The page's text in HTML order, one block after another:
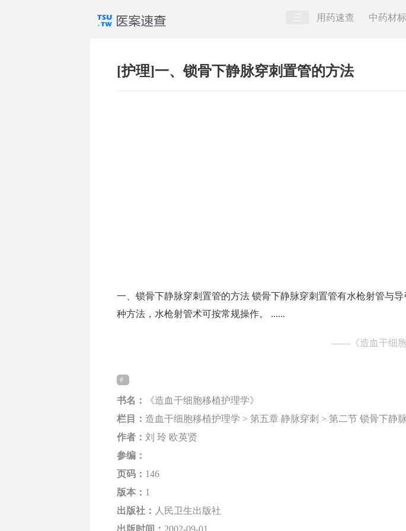
用药速查 中药材
[护理]一、锁骨下静脉穿刺置管的方法
一、锁骨下静脉穿刺置管的方法 锁骨下静脉穿刺置管有水枪射管与
种方法，水枪射管术可按常规操作。 ......
—— 《造血干细
书名：
《造血干细胞移植护理学》
栏目： 造血干细胞移植护理学 > 第五章 静脉穿刺 > 第二节 锁骨下静
作者： 刘 玲 欧英贤
参编：
页码： 146
版本： 1
出版社： 人民卫生出版社
出版时间： 2002-09-01